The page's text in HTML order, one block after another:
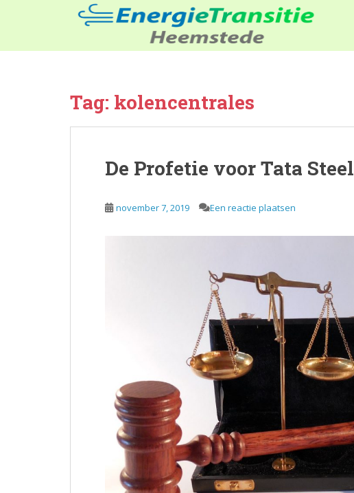
p
Tag: kolencentrales
De Profetie voor Tata Steel
november 7, 2019 Een reactie plaatsen